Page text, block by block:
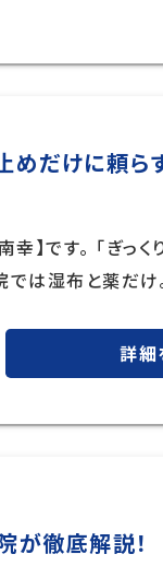
めだけに頼ら
】です。 「ぎっ
では湿布と薬だ
詳細
が徹底解説！